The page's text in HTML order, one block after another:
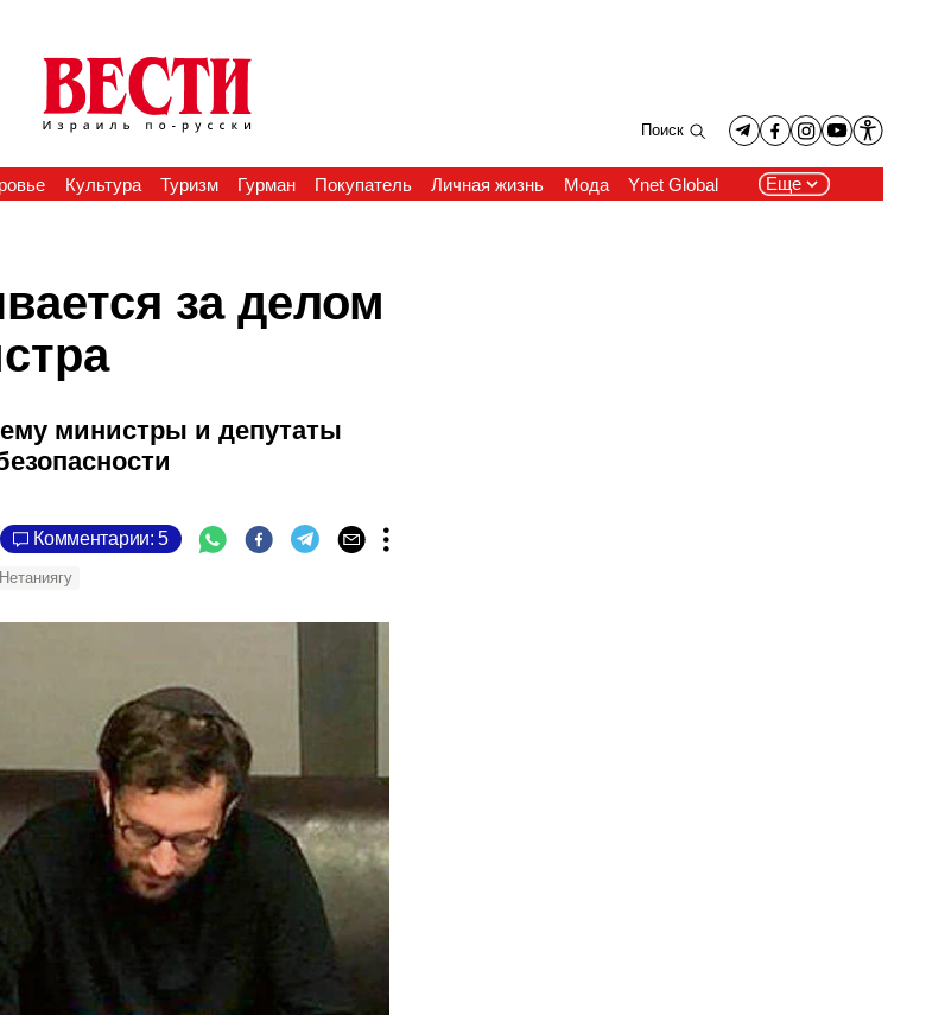
Поиск
Культура Туризм Гурман Покупатель Личная жизнь Мода Ynet Global Еще
за делом
министры и депутаты
Комментарии: 5
Нетаниягу